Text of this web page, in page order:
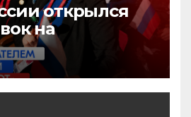
открылся
на
премию